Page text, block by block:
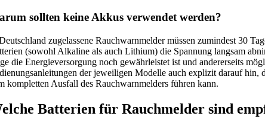
sollten keine Akkus verwendet werden?
zugelassene Rauchwarnmelder müssen zumindest 30
(sowohl Alkaline als auch Lithium) die Spannung langsam
die Energieversorgung noch gewährleistet ist und andererseits
der jeweiligen Modelle auch explizit darauf hin,
kompletten Ausfall des Rauchwarnmelders führen kann.
Batterien für Rauchmelder sind